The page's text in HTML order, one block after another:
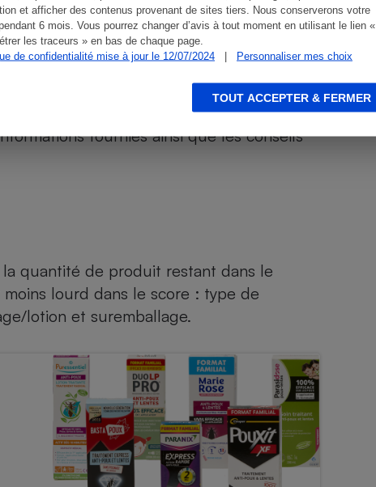
et afficher des contenus provenant de sites tiers. Nous conserverons votre
6 mois. Vous pourrez changer d’avis à tout moment en utilisant le lien «
les traceurs » en bas de chaque page.
de confidentialité mise à jour le 12/07/2024
| Personnaliser mes choix
TOUT ACCEPTER & FERMER
fournies ainsi que les conseils
quantité de produit restant dans le
lourd dans le score : type de
lotion et suremballage.